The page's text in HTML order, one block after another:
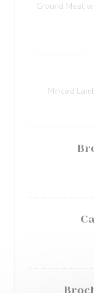
Ground Meat
Minced